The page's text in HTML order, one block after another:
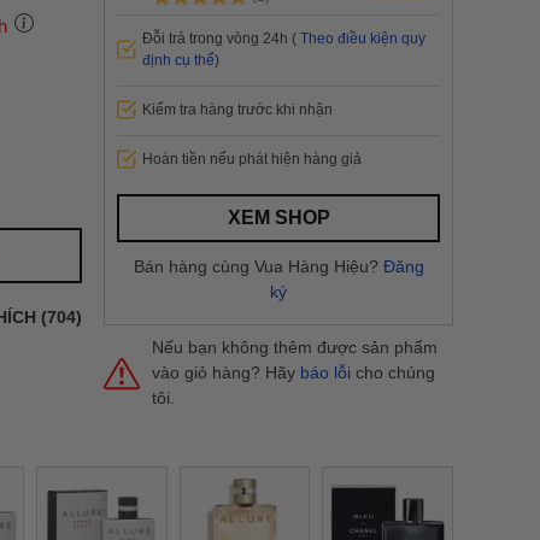
cầu
báo
tại
(704)
Đỗi trả trong vòng 24h ( Theo điều kiện quy
định cụ thể)
Kiểm tra hàng trước khi nhận
Hoàn tiền nếu phát hiện hàng giả
XEM SHOP
Bán hàng cùng Vua Hàng Hiệu? Đăng
ký
Nếu bạn không thêm được sản phẩm
vào giỏ hàng? Hãy báo lỗi cho chúng
tôi.